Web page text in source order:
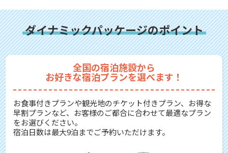
ダイナミックパッケージのポイント
全国の宿泊施設から
お好きな宿泊プランを選べます！
お食事付きプランや観光地のチケット付きプラン、お得な
早割プランなど、お客様のご都合に合わせて最適なプラン
をお選びください。
宿泊日数は最大9泊までご予約いただけます。